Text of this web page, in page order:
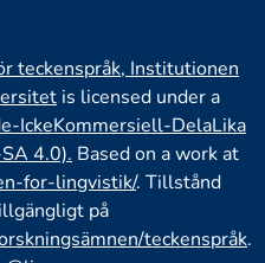
teckenspråk, Institutionen
is licensed under a
IckeKommersiell-DelaLika
4.0). Based on a work at
for-lingvistik/. Tillstånd
på
teckenspråk.